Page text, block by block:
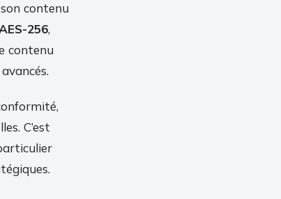
contenu
256,
contenu
C’est